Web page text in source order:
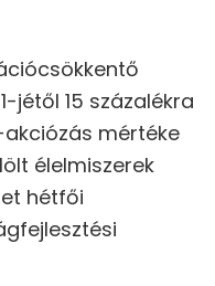
jétől 15 százalékra
mértéke
élelmiszerek
hétfői